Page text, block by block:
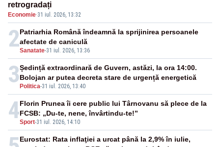
retrogradați
Economie·31 iul. 2026, 13:32
2Sanatate-31 iul. 2026, 13:36
Patriarhia Română îndeamnă la sprijinirea persoanele
afectate de caniculă
3 Politica-31 iul. 2026, 13:40
Ședință extraordinară de Guvern, astăzi, la ora 14:00.
Bolojan ar putea decreta stare de urgență energetică
4Sport-31 iul. 2026, 14:10
Florin Prunea îi cere public lui Târnovanu să plece de la
FCSB: „Du-te, nene, învârtindu-te!”
Eurostat: Rata inflaţiei a urcat până la 2,9% în iulie,